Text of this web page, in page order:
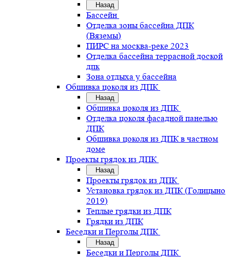
Назад
Бассейн
Отделка зоны бассейна ДПК
(Вяземы)
ПИРС на москва-реке 2023
Отделка бассейна террасной доской
дпк
Зона отдыха у бассейна
Обшивка цоколя из ДПК
Назад
Обшивка цоколя из ДПК
Отделка цоколя фасадной панелью
ДПК
Обшивка цоколя из ДПК в частном
доме
Проекты грядок из ДПК
Назад
Проекты грядок из ДПК
Установка грядок из ДПК (Голицыно
2019)
Теплые грядки из ДПК
Грядки из ДПК
Беседки и Перголы ДПК
Назад
Беседки и Перголы ДПК